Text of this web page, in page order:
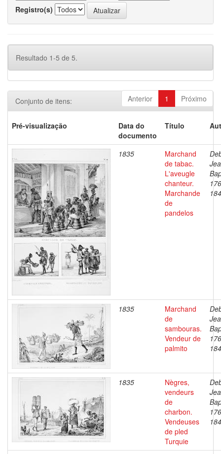
Registro(s)
Resultado 1-5 de 5.
Anterior 1 Próximo
Conjunto de itens:
Pré-visualização
Data do
documento
Título
1835
Marchand
de tabac.
L'aveugle
chanteur.
Marchande
de
pandelos
1835
Marchand
de
sambouras.
Vendeur de
palmito
1835
Nègres,
vendeurs
de
charbon.
Vendeuses
de pled
Turquie